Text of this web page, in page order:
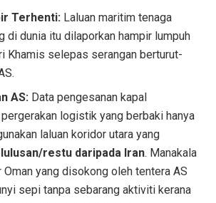
Terhenti: Laluan maritim tenaga
di dunia itu dilaporkan hampir lumpuh
Khamis selepas serangan berturut-
AS: Data pengesanan kapal
logistik yang berbaki hanya
laluan koridor utara yang
restu daripada Iran. Manakala
Oman yang disokong oleh tentera AS
sepi tanpa sebarang aktiviti kerana